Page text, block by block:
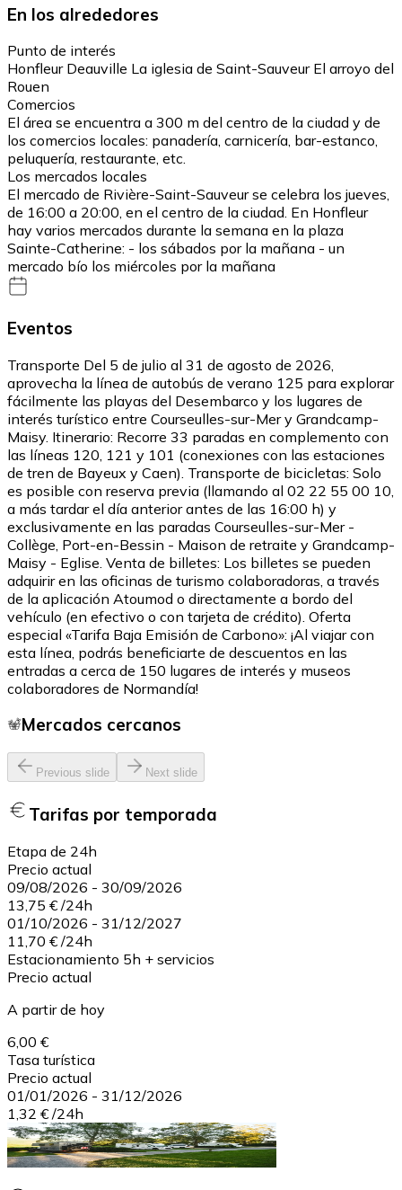
En los alrededores
Punto de interés
Honfleur Deauville La iglesia de Saint-Sauveur El arroyo del
Rouen
Comercios
El área se encuentra a 300 m del centro de la ciudad y de
los comercios locales: panadería, carnicería, bar-estanco,
peluquería, restaurante, etc.
Los mercados locales
El mercado de Rivière-Saint-Sauveur se celebra los jueves,
de 16:00 a 20:00, en el centro de la ciudad. En Honfleur
hay varios mercados durante la semana en la plaza
Sainte-Catherine: - los sábados por la mañana - un
mercado bío los miércoles por la mañana
Eventos
Transporte Del 5 de julio al 31 de agosto de 2026,
aprovecha la línea de autobús de verano 125 para explorar
fácilmente las playas del Desembarco y los lugares de
interés turístico entre Courseulles-sur-Mer y Grandcamp-
Maisy. Itinerario: Recorre 33 paradas en complemento con
las líneas 120, 121 y 101 (conexiones con las estaciones
de tren de Bayeux y Caen). Transporte de bicicletas: Solo
es posible con reserva previa (llamando al 02 22 55 00 10,
a más tardar el día anterior antes de las 16:00 h) y
exclusivamente en las paradas Courseulles-sur-Mer -
Collège, Port-en-Bessin - Maison de retraite y Grandcamp-
Maisy - Eglise. Venta de billetes: Los billetes se pueden
adquirir en las oficinas de turismo colaboradoras, a través
de la aplicación Atoumod o directamente a bordo del
vehículo (en efectivo o con tarjeta de crédito). Oferta
especial «Tarifa Baja Emisión de Carbono»: ¡Al viajar con
esta línea, podrás beneficiarte de descuentos en las
entradas a cerca de 150 lugares de interés y museos
colaboradores de Normandía!
Mercados cercanos
Previous slide Next slide
Tarifas por temporada
Etapa de 24h
Precio actual
09/08/2026 - 30/09/2026
13,75 € /24h
01/10/2026 - 31/12/2027
11,70 € /24h
Estacionamiento 5h + servicios
Precio actual
A partir de hoy
6,00 €
Tasa turística
Precio actual
01/01/2026 - 31/12/2026
1,32 € /24h